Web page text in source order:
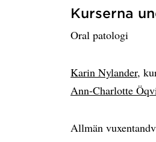
Kurserna
Oral patologi
Karin Nylander,
Ann-Charlotte
Allmän